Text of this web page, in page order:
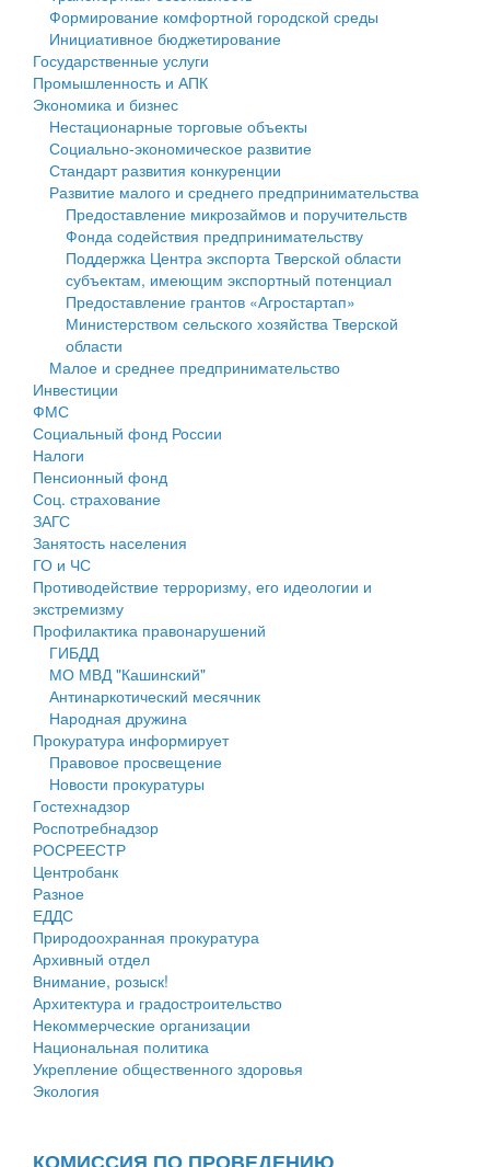
Государственные услуги
Промышленность и АПК
Экономика и бизнес
Символика
Устав
Гостям округа
Туризм
Культура
Образование
Здравоохранение
Социальная защита
Фотоальбом
муниципального округа Тверской области
Администрация Кашинского муниципального округа
Тверской области
Управление сельскими территориями
Открытые данные
Работа с обращениями граждан
Муниципальный контроль
Муниципальные услуги
Проекты административных регламентов
Антимонопольный комплаенс
Противодействие коррупции
Финансовое управление
Бюджет для граждан
Имущество
Выявление правообладателей ранее учтенных
объектов недвижимости
Имущественная поддержка субъектов малого и
среднего предпринимательства
Информационная поддержка субъектов малого и
среднего предпринимательства
Муниципальные программы
Контрольно-счетная палата
Персональные данные
Оценка регулирующего воздействия
Деятельность МУ
Нормативы градостроительного проектирования
Правила землепользования и застройки
Генеральные планы
Проекты планировки территории
Собрание депутатов
Городское поселение
Сельские поселения
Формирование комфортной городской среды
Инициативное бюджетирование
Государственные услуги
Промышленность и АПК
Экономика и бизнес
Нестационарные торговые объекты
Социально-экономическое развитие
Стандарт развития конкуренции
Развитие малого и среднего предпринимательства
Предоставление микрозаймов и поручительств
Фонда содействия предпринимательству
Поддержка Центра экспорта Тверской области
субъектам, имеющим экспортный потенциал
Предоставление грантов «Агростартап»
Министерством сельского хозяйства Тверской
области
Малое и среднее предпринимательство
Инвестиции
ФМС
Социальный фонд России
Налоги
Пенсионный фонд
Соц. страхование
ЗАГС
Занятость населения
ГО и ЧС
Противодействие терроризму, его идеологии и
экстремизму
Профилактика правонарушений
ГИБДД
МО МВД "Кашинский"
Антинаркотический месячник
Народная дружина
Прокуратура информирует
Правовое просвещение
Новости прокуратуры
Гостехнадзор
Роспотребнадзор
РОСРЕЕСТР
Центробанк
Разное
ЕДДС
Природоохранная прокуратура
Архивный отдел
Внимание, розыск!
Архитектура и градостроительство
Некоммерческие организации
Национальная политика
Укрепление общественного здоровья
Экология